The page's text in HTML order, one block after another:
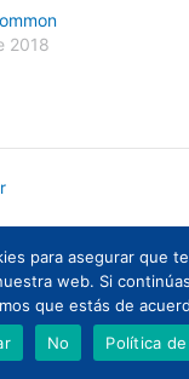
2018
© 2026 | Funciona
WordPress
para asegurar que
web. Si
que estás de
No Política